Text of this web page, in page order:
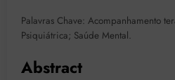
Palavras Chave: Acompanhamento
Psiquiátrica; Saúde Mental.
Abstract